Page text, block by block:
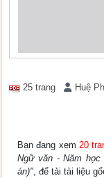
25 trang Huệ
Bạn đang xem 20
Ngữ văn - Năm học
án)", để tải tài liệu